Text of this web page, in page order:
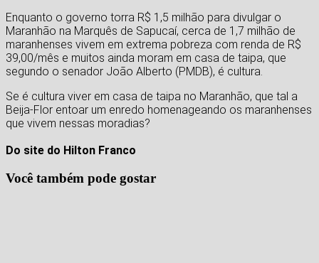
Enquanto o governo torra R$ 1,5 milhão para divulgar o
Maranhão na Marquês de Sapucaí, cerca de 1,7 milhão de
maranhenses vivem em extrema pobreza com renda de R$
39,00/mês e muitos ainda moram em casa de taipa, que
segundo o senador João Alberto (PMDB), é cultura.
Se é cultura viver em casa de taipa no Maranhão, que tal a
Beija-Flor entoar um enredo homenageando os maranhenses
que vivem nessas moradias?
Do site do Hilton Franco
Você também pode gostar